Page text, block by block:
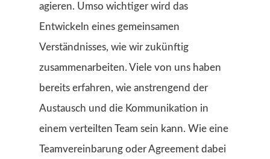
agieren. Umso wichtiger wird das
Entwickeln eines gemeinsamen
Verständnisses, wie wir zukünftig
zusammenarbeiten. Viele von uns haben
bereits erfahren, wie anstrengend der
Austausch und die Kommunikation in
einem verteilten Team sein kann. Wie eine
Teamvereinbarung oder Agreement dabei